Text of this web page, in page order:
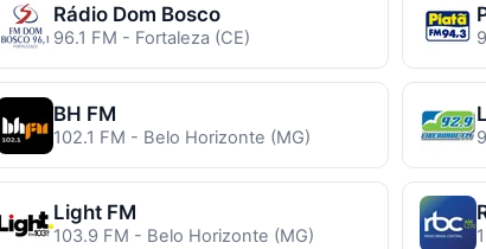
Rádio Dom Bosco
96.1 FM - Fortaleza (CE)
BH FM
102.1 FM - Belo Horizonte (MG)
Light FM
103.9 FM - Belo Horizonte (MG)